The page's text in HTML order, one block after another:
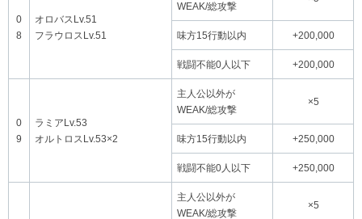
0
8
オロバスLv.51
フラウロスLv.51
WEAK/総攻撃
味方15行動以内 +200,000
戦闘不能0人以下 +200,000
0
9
ラミアLv.53
オルトロスLv.53×2
主人公以外が
WEAK/総攻撃
×5
味方15行動以内 +250,000
戦闘不能0人以下 +250,000
主人公以外が
WEAK/総攻撃
×5